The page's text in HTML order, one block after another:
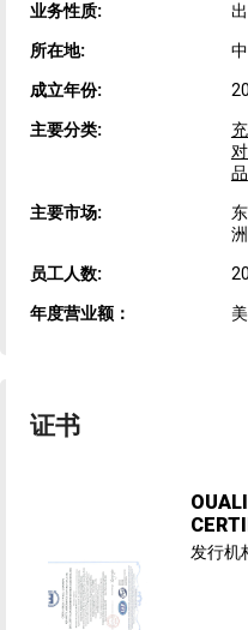
业务性质:
所在地:
成立年份:
主要分类:
品
主要市场:
员工人数:
年度营业额：
证书
发行机